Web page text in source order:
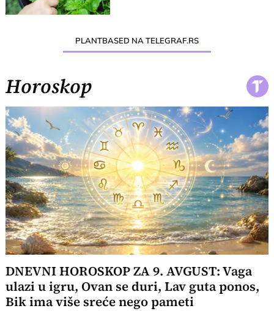
PLANTBASED NA TELEGRAF.RS
Horoskop
DNEVNI HOROSKOP ZA 9. AVGUST: Vaga
ulazi u igru, Ovan se duri, Lav guta ponos,
Bik ima više sreće nego pameti